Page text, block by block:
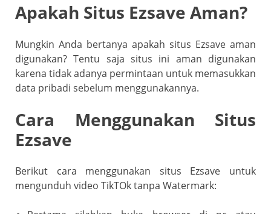
Apakah Situs Ezsave Aman?
Mungkin Anda bertanya apakah situs Ezsave aman
digunakan? Tentu saja situs ini aman digunakan
karena tidak adanya permintaan untuk memasukkan
data pribadi sebelum menggunakannya.
Cara Menggunakan Situs
Ezsave
Berikut cara menggunakan situs Ezsave untuk
mengunduh video TikTOk tanpa Watermark: